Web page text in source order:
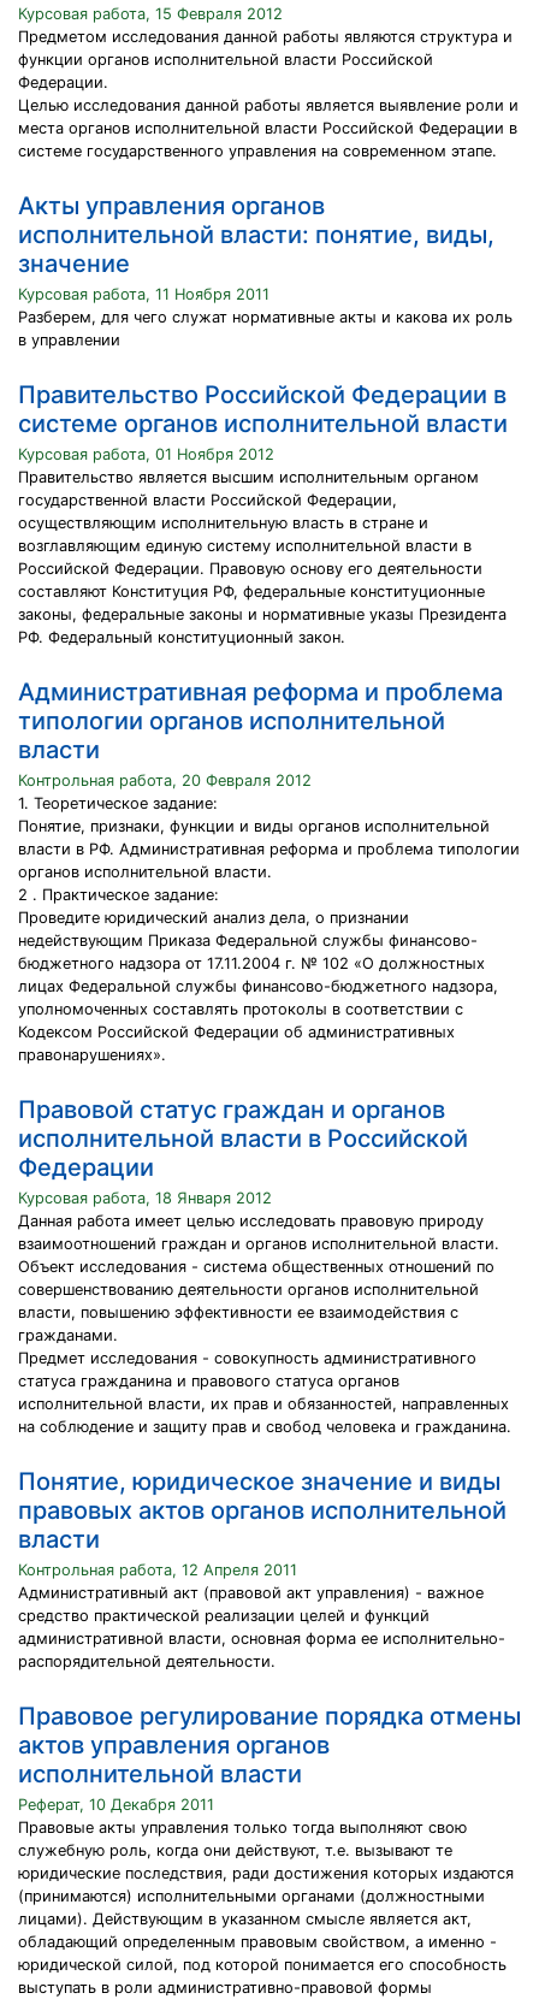
Курсовая работа, 15 Февраля 2012
Предметом исследования данной работы являются структура и
функции органов исполнительной власти Российской
Федерации.
Целью исследования данной работы является выявление роли и
места органов исполнительной власти Российской Федерации в
системе государственного управления на современном этапе.
Акты управления органов
исполнительной власти: понятие, виды,
значение
Курсовая работа, 11 Ноября 2011
Разберем, для чего служат нормативные акты и какова их роль
в управлении
Правительство Российской Федерации в
системе органов исполнительной власти
Курсовая работа, 01 Ноября 2012
Правительство является высшим исполнительным органом
государственной власти Российской Федерации,
осуществляющим исполнительную власть в стране и
возглавляющим единую систему исполнительной власти в
Российской Федерации. Правовую основу его деятельности
составляют Конституция РФ, федеральные конституционные
законы, федеральные законы и нормативные указы Президента
РФ. Федеральный конституционный закон.
Административная реформа и проблема
типологии органов исполнительной
власти
Контрольная работа, 20 Февраля 2012
1. Теоретическое задание:
Понятие, признаки, функции и виды органов исполнительной
власти в РФ. Административная реформа и проблема типологии
органов исполнительной власти.
2 . Практическое задание:
Проведите юридический анализ дела, о признании
недействующим Приказа Федеральной службы финансово-
бюджетного надзора от 17.11.2004 г. № 102 «О должностных
лицах Федеральной службы финансово-бюджетного надзора,
уполномоченных составлять протоколы в соответствии с
Кодексом Российской Федерации об административных
правонарушениях».
Правовой статус граждан и органов
исполнительной власти в Российской
Федерации
Курсовая работа, 18 Января 2012
Данная работа имеет целью исследовать правовую природу
взаимоотношений граждан и органов исполнительной власти.
Объект исследования - система общественных отношений по
совершенствованию деятельности органов исполнительной
власти, повышению эффективности ее взаимодействия с
гражданами.
Предмет исследования - совокупность административного
статуса гражданина и правового статуса органов
исполнительной власти, их прав и обязанностей, направленных
на соблюдение и защиту прав и свобод человека и гражданина.
Понятие, юридическое значение и виды
правовых актов органов исполнительной
власти
Контрольная работа, 12 Апреля 2011
Административный акт (правовой акт управления) - важное
средство практической реализации целей и функций
административной власти, основная форма ее исполнительно-
распорядительной деятельности.
Правовое регулирование порядка отмены
актов управления органов
исполнительной власти
Реферат, 10 Декабря 2011
Правовые акты управления только тогда выполняют свою
служебную роль, когда они действуют, т.е. вызывают те
юридические последствия, ради достижения которых издаются
(принимаются) исполнительными органами (должностными
лицами). Действующим в указанном смысле является акт,
обладающий определенным правовым свойством, а именно -
юридической силой, под которой понимается его способность
выступать в роли административно-правовой формы